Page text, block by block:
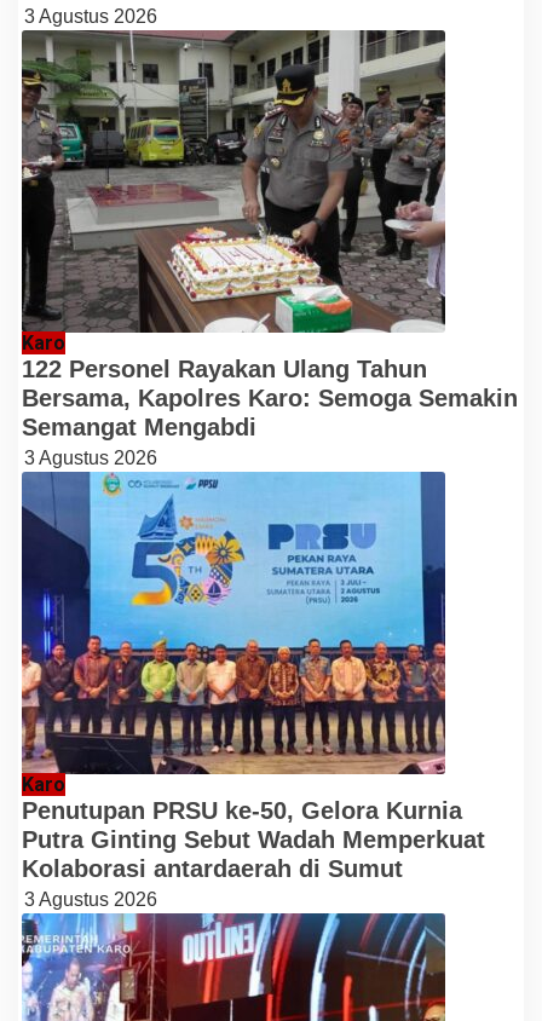
3 Agustus 2026
Karo
122 Personel Rayakan Ulang Tahun
Bersama, Kapolres Karo: Semoga Semakin
Semangat Mengabdi
3 Agustus 2026
Karo
Penutupan PRSU ke-50, Gelora Kurnia
Putra Ginting Sebut Wadah Memperkuat
Kolaborasi antardaerah di Sumut
3 Agustus 2026